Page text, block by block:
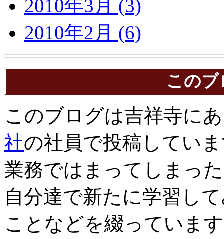
2010年3月 (3)
2010年2月 (6)
この
このブログは吉祥寺に
社の社員で投稿してい
業務ではまってしまっ
自分達で新たに学習し
ことなどを綴っていま